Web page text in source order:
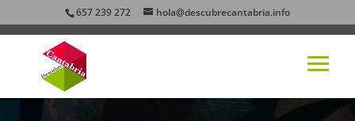
657 239 272 hola@descubrecantabria.info